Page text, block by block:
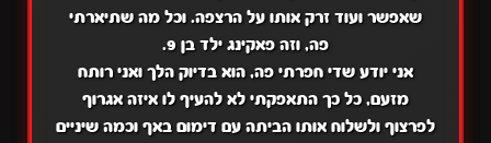
שאפשר ועוד זרק אותו על הרצפה. וכל מה שתיארתי
פה,וזה פאקינג ילד בן 9.
אני יודע שדי חפרתי פה, הוא בדיוק הלך ואני רותח
מזעם, כל כך התאפקתי לא להעיף לו איזה אגרוף
לפרצוף ולשלוח אותו הביתה עם דימום באף וכמה שיניים